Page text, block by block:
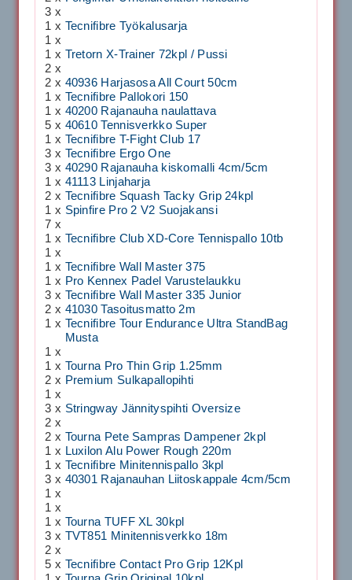
3 x
1 x Tecnifibre Työkalusarja
1 x
1 x Tretorn X-Trainer 72kpl / Pussi
2 x
2 x 40936 Harjasosa All Court 50cm
1 x Tecnifibre Pallokori 150
1 x 40200 Rajanauha naulattava
5 x 40610 Tennisverkko Super
1 x Tecnifibre T-Fight Club 17
3 x Tecnifibre Ergo One
3 x 40290 Rajanauha kiskomalli 4cm/5cm
1 x 41113 Linjaharja
2 x Tecnifibre Squash Tacky Grip 24kpl
1 x Spinfire Pro 2 V2 Suojakansi
7 x
1 x Tecnifibre Club XD-Core Tennispallo 10tb
1 x
1 x Tecnifibre Wall Master 375
1 x Pro Kennex Padel Varustelaukku
3 x Tecnifibre Wall Master 335 Junior
2 x 41030 Tasoitusmatto 2m
1 x Tecnifibre Tour Endurance Ultra StandBag
Musta
1 x
1 x Tourna Pro Thin Grip 1.25mm
2 x Premium Sulkapallopihti
1 x
3 x Stringway Jännityspihti Oversize
2 x
2 x Tourna Pete Sampras Dampener 2kpl
1 x Luxilon Alu Power Rough 220m
1 x Tecnifibre Minitennispallo 3kpl
3 x 40301 Rajanauhan Liitoskappale 4cm/5cm
1 x
1 x
1 x Tourna TUFF XL 30kpl
3 x TVT851 Minitennisverkko 18m
2 x
5 x Tecnifibre Contact Pro Grip 12Kpl